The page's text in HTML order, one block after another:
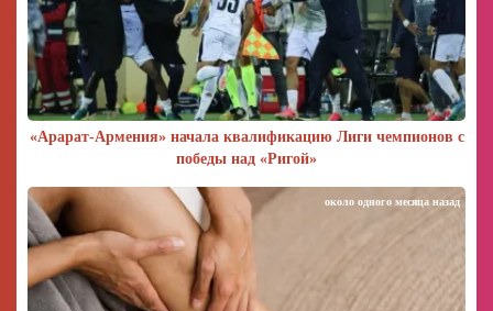
«Арарат‑Армения» начала квалификацию Лиги чемпионов с
победы над «Ригой»
около одного месяца назад